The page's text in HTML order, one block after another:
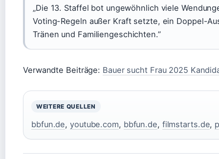
„Die 13. Staffel bot ungewöhnlich viele
Voting-Regeln außer Kraft setzte, ein Doppel-
Tränen und Familiengeschichten.”
Verwandte Beiträge: Bauer sucht Frau 2025
WEITERE QUELLEN
bbfun.de,youtube.com, bbfun.de, filmstarts.de,